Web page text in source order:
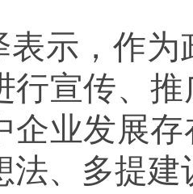
表示，作
行宣传、
企业发展
法、多提